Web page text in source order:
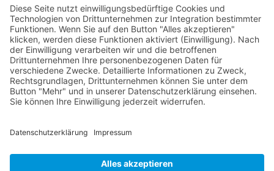
Verfügbarkeit/Verträglichkeit
Rechtliches
Widerrufsrecht und Widerrufsformular
Impressum
Datenschutzerklärung
Cookie-Einstellungen
AGB